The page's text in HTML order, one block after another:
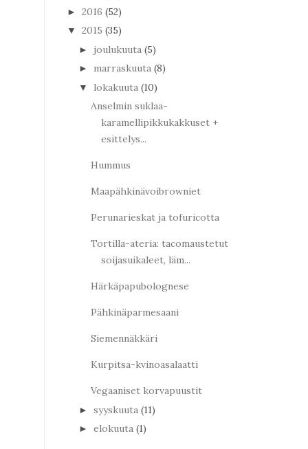
► 2016 (52)
▼ 2015 (35)
► joulukuuta (5)
► marraskuuta (8)
▼ lokakuuta (10)
Anselmin suklaa-
karamellipikkukakkuset +
esittelys...
Hummus
Maapähkinävoibrowniet
Perunarieskat ja tofuricotta
Tortilla-ateria: tacomaustetut
soijasuikaleet, läm...
Härkäpapubolognese
Pähkinäparmesaani
Siemennäkkäri
Kurpitsa-kvinoasalaatti
Vegaaniset korvapuustit
► syyskuuta (11)
► elokuuta (1)